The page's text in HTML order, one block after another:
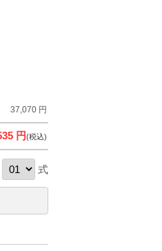
37,070 円
円(税込)
式